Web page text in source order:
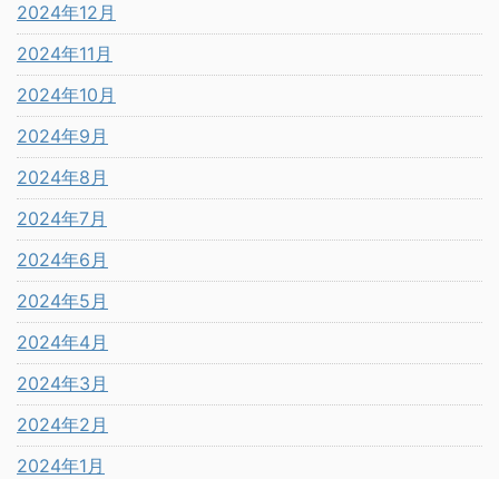
2024年12月
2024年11月
2024年10月
2024年9月
2024年8月
2024年7月
2024年6月
2024年5月
2024年4月
2024年3月
2024年2月
2024年1月